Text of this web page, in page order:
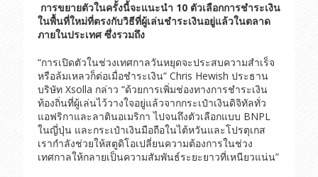
การขยายตัวในครั้งนี้จะแนะนำ 10 ตัวเลือกการชำระเงิน
ในพื้นที่ใหม่ที่ตรงกับวิธีที่ผู้เล่นชำระเงินอยู่แล้วในตลาด
ภายในประเทศ ซึ่งรวมถึง
“การเปิดตัวในช่วงเทศกาลวันหยุดจะประสบความสำเร็จ
หรือล้มเหลวก็ต่อเมื่อชำระเงิน” Chris Hewish ประธาน
บริษัท Xsolla กล่าว “ด้วยการเพิ่มช่องทางการชำระเงิน
ท้องถิ่นที่ผู้เล่นไว้วางใจอยู่แล้วจากกระเป๋าเงินดิจิทัลทั่ว
แอฟริกาและลาตินอเมริกา ไปจนถึงตัวเลือกแบบ BNPL
ในญี่ปุ่น และกระเป๋าเงินมือถือในไต้หวันและโปรตุเกส
เรากำลังช่วยให้สตูดิโอเปลี่ยนความต้องการในช่วง
เทศกาลให้กลายเป็นความสัมพันธ์ระยะยาวที่เหนียวแน่น”